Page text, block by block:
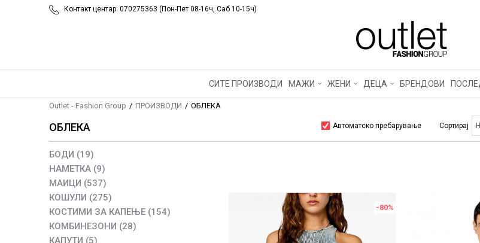
Контакт центар: 070275363 (Пон-Пет 08-16ч, Саб 10-15ч)
СИТЕ ПРОИЗВОДИ МАЖИ ЖЕНИ ДЕЦА БРЕНДОВИ
Outlet - Fashion Group ПРОИЗВОДИ ОБЛЕКА
ОБЛЕКА Автоматско пребарување Сортирај
БОДИ (19)
НАМЕТКА (9)
МАИЦИ (537)
КОШУЛИ (275)
КОСТИМИ ЗА КАПЕЊЕ (154)
КОМБИНЕЗОНИ (28)
КАПУТИ (5)
-80%